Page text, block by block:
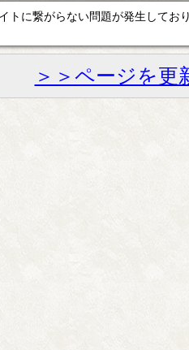
トに繋がらない問題が発生してお
＞＞ページを更